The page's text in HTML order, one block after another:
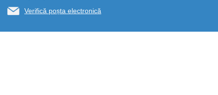
Verifică poșta electronică